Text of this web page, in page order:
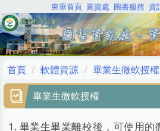
到
主
要
容
區
東華首頁 圖資處 圖書服務 資
首頁 軟體資源 畢業生微軟授權
畢業生微軟授權
畢業生畢業離校後，可使用的